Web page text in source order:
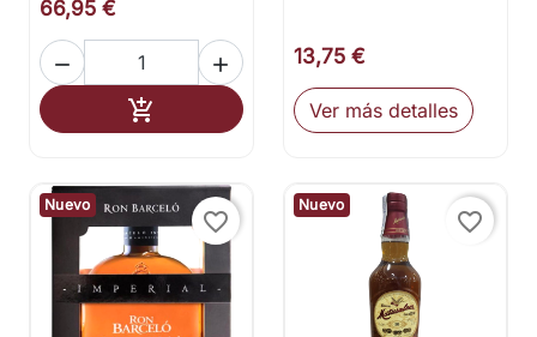
66,95 €
 
 Añadir al carrito
13,75 €
Ver más detalles
Nuevo
favorite_border
Nuevo
favorite_border